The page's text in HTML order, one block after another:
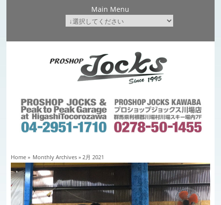
Main Menu
Home» Monthly Archives »2月 2021